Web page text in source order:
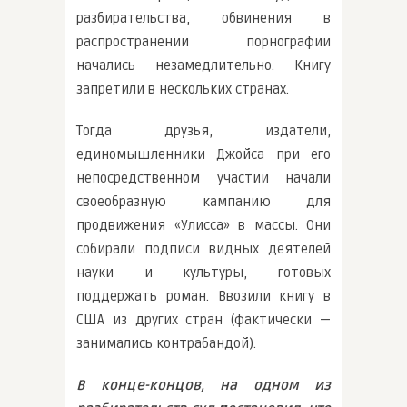
разбирательства, обвинения в
распространении порнографии
начались незамедлительно. Книгу
запретили в нескольких странах.
Тогда друзья, издатели,
единомышленники Джойса при его
непосредственном участии начали
своеобразную кампанию для
продвижения «Улисса» в массы. Они
собирали подписи видных деятелей
науки и культуры, готовых
поддержать роман. Ввозили книгу в
США из других стран (фактически —
занимались контрабандой).
В конце-концов, на одном из